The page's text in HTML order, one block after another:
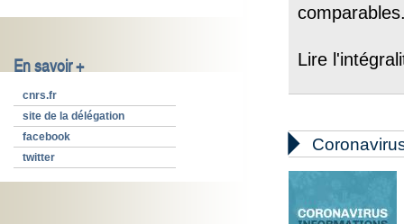
En savoir +
cnrs.fr
site de la délégation
facebook
twitter
Lire
